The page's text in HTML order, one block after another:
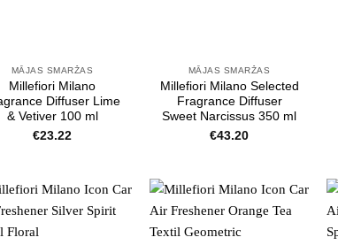
MĀJAS SMARŽAS
Millefiori Milano
Diffuser Lime
& Vetiver 100 ml
€23.22
MĀJAS SMARŽAS
Millefiori Milano Selected
Fragrance Diffuser
Sweet Narcissus 350 ml
€43.20